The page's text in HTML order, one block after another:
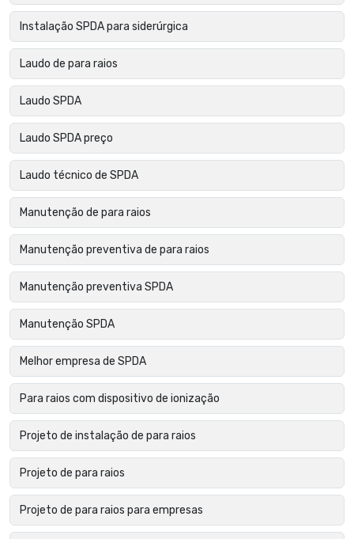
Instalação SPDA para siderúrgica
Laudo de para raios
Laudo SPDA
Laudo SPDA preço
Laudo técnico de SPDA
Manutenção de para raios
Manutenção preventiva de para raios
Manutenção preventiva SPDA
Manutenção SPDA
Melhor empresa de SPDA
Para raios com dispositivo de ionização
Projeto de instalação de para raios
Projeto de para raios
Projeto de para raios para empresas